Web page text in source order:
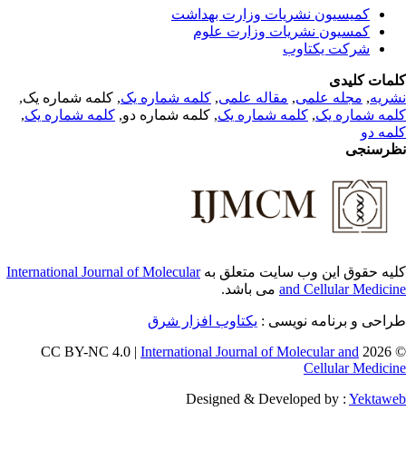
کمیسیون نشریات وزارت بهداشت
کمسیون نشریات وزارت علوم
شرکت یکتاوب
کلیدی
,مجله علمی, مقاله علمی, کلمه شماره یک, کلمه شماره یک,
شماره یک,کلمه شماره یک, کلمه شماره دو,کلمه شماره یک,
دو
حقوق این وب سایت متعلق بهInternational Journal of Molecular
and Cellularمی باشد.
و برنامه نویسی : یکتاوب افزار شرق
©
International Journal of Molecular and
Cellular
Designed & Developed by :